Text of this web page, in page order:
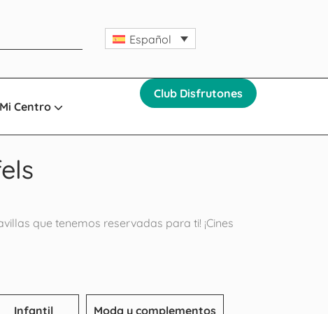
Español
Mi Centro
Club Disfrutones
que tenemos reservadas para ti! ¡Cines
Infantil Moda y complementos